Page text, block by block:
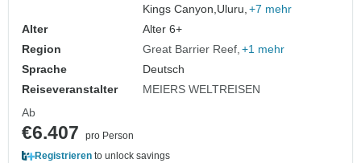
Kings Canyon,Uluru, +7 mehr
Alter
Alter 6+
Region
Great Barrier Reef +1 mehr
Sprache
Deutsch
Reiseveranstalter
MEIERS WELTREISEN
Ab
€6.407
pro Person
Registrieren to unlock savings